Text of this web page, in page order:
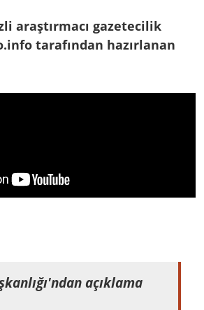
araştırmacı gazetecilik
tarafından hazırlanan
açıklama